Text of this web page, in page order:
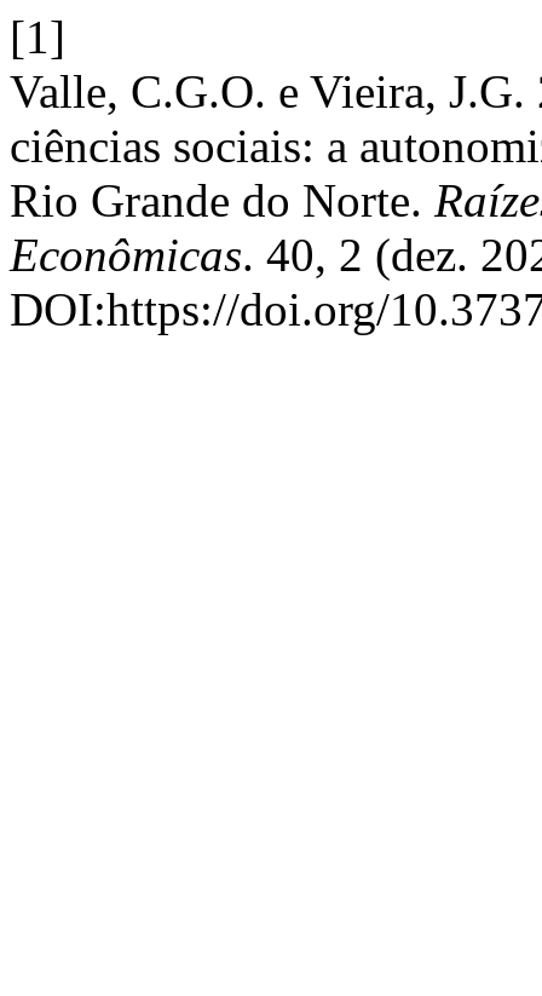
[1]
Valle, C.G.O. e Vieira,
ciências sociais: a
Rio Grande do Norte.
Econômicas. 40, 2 (dez.
DOI:https://doi.org/